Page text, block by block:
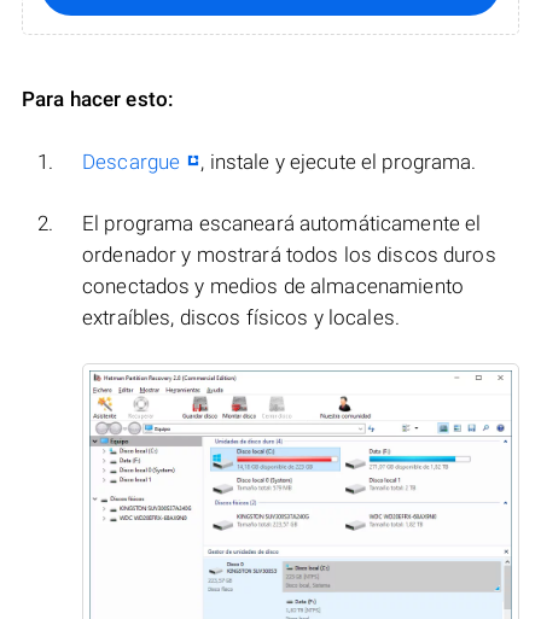
Para hacer esto:
Descargue , instale y ejecute el programa.
El programa escaneará automáticamente el
ordenador y mostrará todos los discos duros
conectados y medios de almacenamiento
extraíbles, discos físicos y locales.